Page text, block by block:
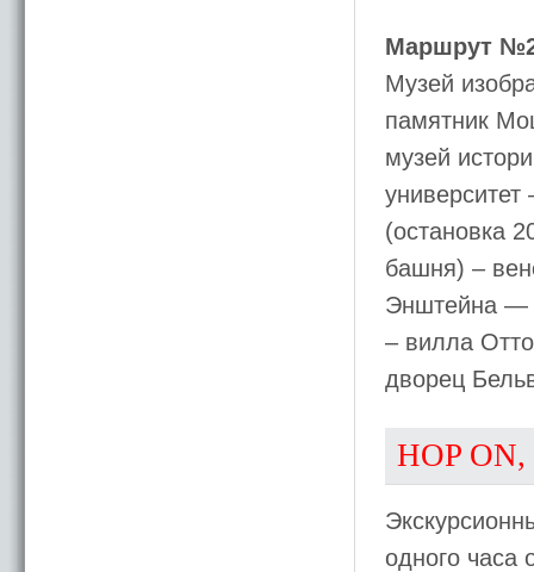
Маршрут
Музей
памятник
музей
(остановка
башня) –
Энштейна —
– вилла
дворец
HOP
одного часа